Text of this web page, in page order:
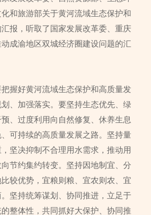
和旅游部关于黄河流域生态保护和
报，听取了国家发展改革委、重庆
成渝地区双城经济圈建设问题的汇
好黄河流域生态保护和高质量发
、加强落实。要坚持生态优先、绿
、过度利用向自然修复、休养生息
可持续的高质量发展之路。坚持量
坚决抑制不合理用水需求，推动用
节约集约转变。坚持因地制宜、分
较优势，宜粮则粮、宜农则农、宜
坚持统筹谋划、协同推进，立足于
整体性，共同抓好大保护、协同推